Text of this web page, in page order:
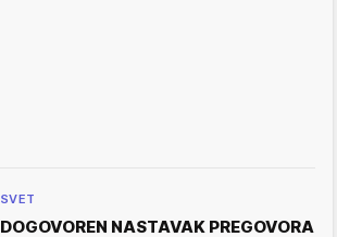
SVET
DOGOVOREN NASTAVAK PREGOVORA